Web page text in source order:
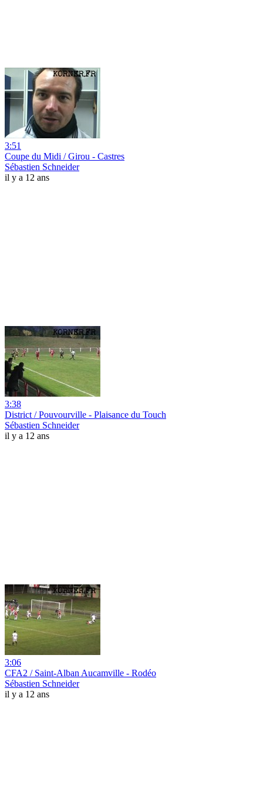
3:51
Coupe du Midi / Girou - Castres
Sébastien Schneider
il y a 12 ans
3:38
District / Pouvourville - Plaisance du Touch
Sébastien Schneider
il y a 12 ans
3:06
CFA2 / Saint-Alban Aucamville - Rodéo
Sébastien Schneider
il y a 12 ans